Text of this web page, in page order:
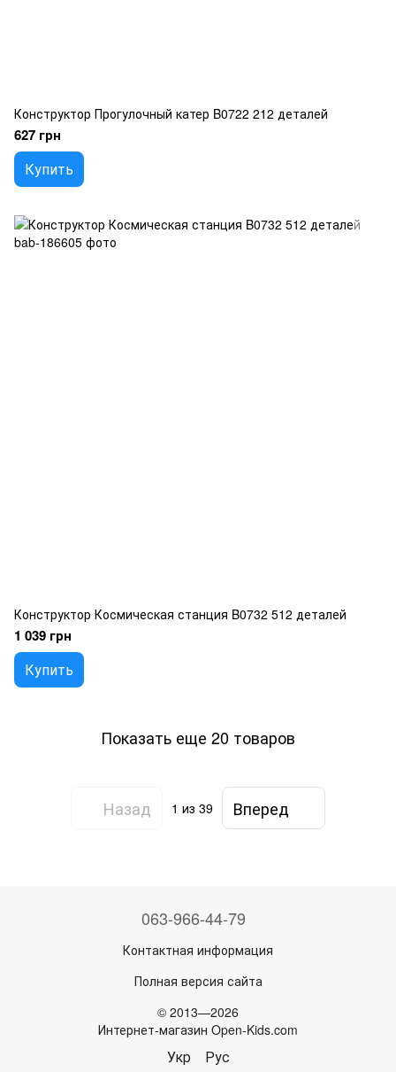
Конструктор Прогулочный катер B0722 212 деталей
627 грн
Купить
Конструктор Космическая станция B0732 512 деталей
1 039 грн
Купить
Показать еще 20 товаров
Назад 1 из 39 Вперед
063-966-44-79
Контактная информация
Полная версия сайта
© 2013—2026
Интернет-магазин Open-Kids.com
Укр Рус